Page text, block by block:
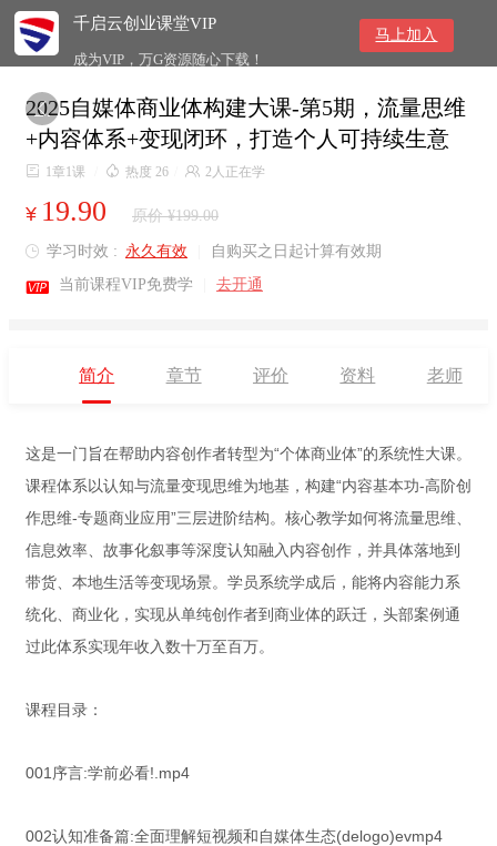
千启云创业课堂VIP
成为VIP，万G资源随心下载！
马上加入

2025自媒体商业体构建大课-第5期，流量思维
+内容体系+变现闭环，打造个人可持续生意
 1章1课  热度 26  2人正在学
¥ 19.90 原价 ¥199.00
 学习时效 : 永久有效 自购买之日起计算有效期
 当前课程VIP免费学 去开通
简介 章节 评价 资料 老师
这是一门旨在帮助内容创作者转型为“个体商业体”的系统性大课。
课程体系以认知与流量变现思维为地基，构建“内容基本功-高阶创
作思维-专题商业应用”三层进阶结构。核心教学如何将流量思维、
信息效率、故事化叙事等深度认知融入内容创作，并具体落地到
带货、本地生活等变现场景。学员系统学成后，能将内容能力系
统化、商业化，实现从单纯创作者到商业体的跃迁，头部案例通
过此体系实现年收入数十万至百万。
课程目录：
001序言:学前必看!.mp4
002认知准备篇:全面理解短视频和自媒体生态(delogo)evmp4